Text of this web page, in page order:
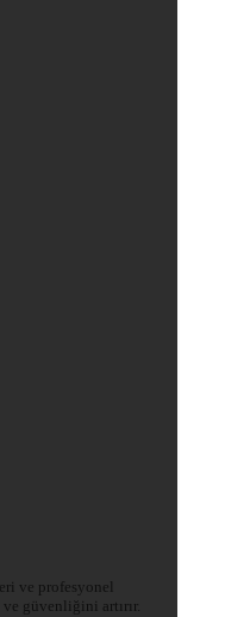
ve profesyonel
güvenliğini artırır.